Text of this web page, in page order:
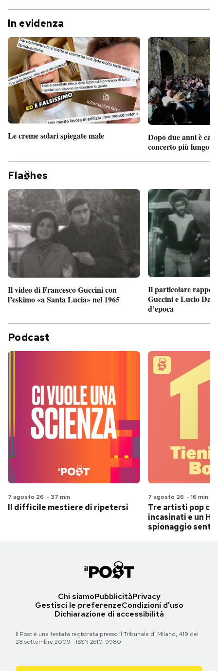
In evidenza
Le creme solari spiegate male
Dopo due anni è
concerto più lungo
Fla hes
Il video di Francesco Guccini con
l’eskimo «a Santa Lucia» nel 1965
Il particolare
Guccini e Lucio
d’epoca
Podcast
7 agosto 26 - 37 min
Il difficile mestiere di ripetersi
7 agosto 26 - 16 min
Tre artisti pop
incasinati e un
spionaggio
Chi siamoPubblicitàPrivacy
Gestisci le preferenzeCondizioni d'uso
Dichiarazione di accessibilità
Il Post è una testata registrata presso il Tribunale di Milano, 419 del
28 settembre 2009 - ISSN 2610-9980